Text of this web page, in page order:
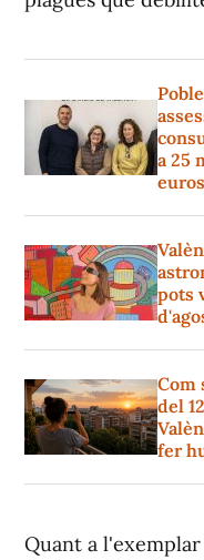
a 25
euros
pots
Com
del
fer
Quant a